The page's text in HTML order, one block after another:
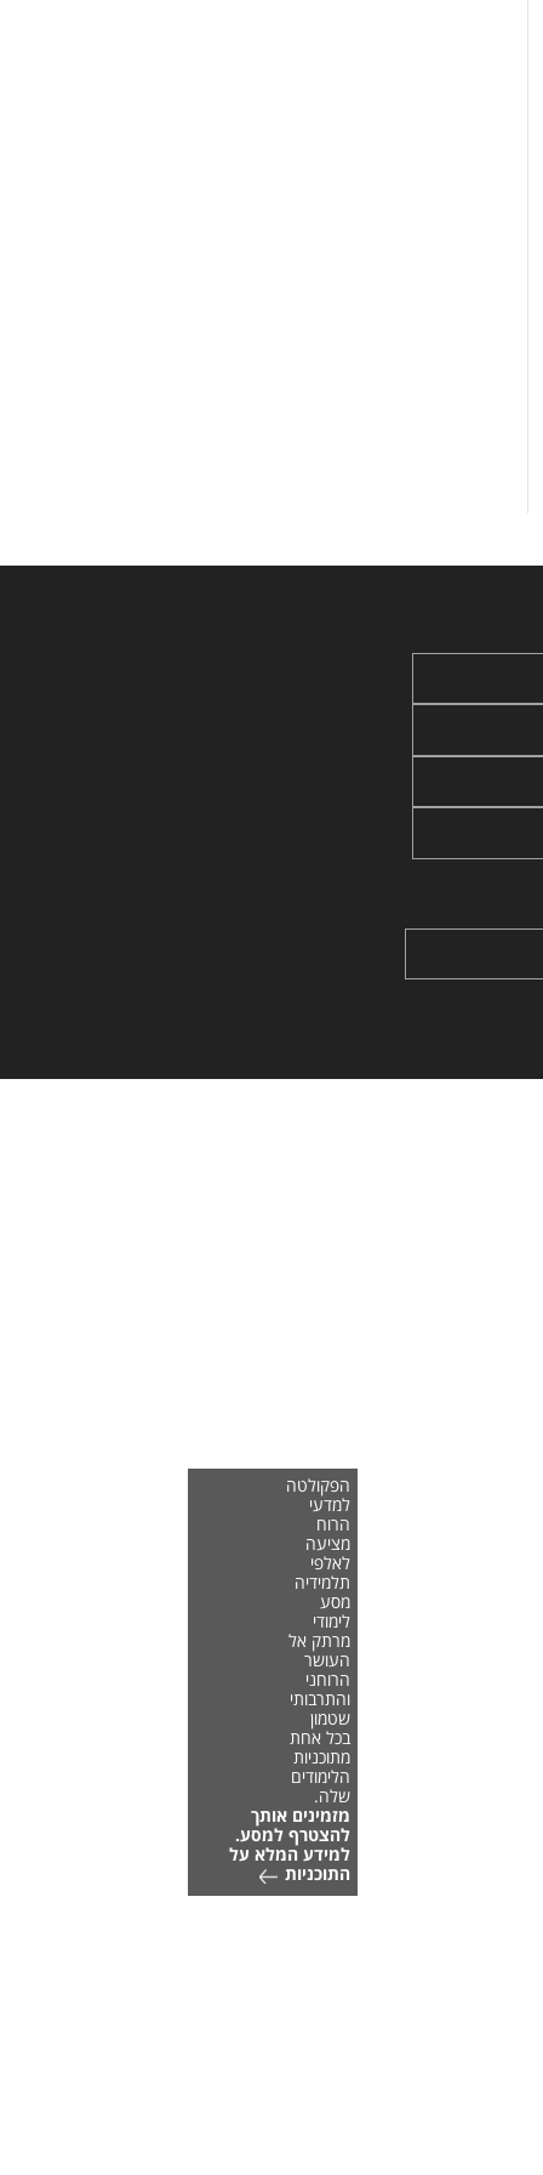
הפקולטה
למדעי
הרוח
מציעה
לאלפי
תלמידיה
מסע
לימודי
מרתק אל
העושר
הרוחני
והתרבותי
שטמון
בכל אחת
מתוכניות
הלימודים
שלה.
מזמינים אותך
להצטרף למסע.
למידע המלא על
התוכניות